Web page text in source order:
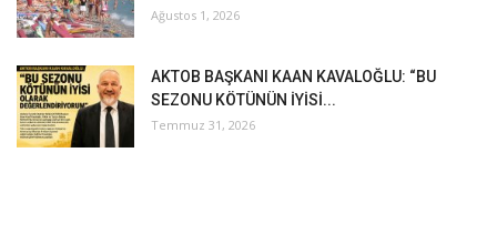
Ağustos 1, 2026
AKTOB BAŞKANI KAAN KAVALOĞLU: “BU
SEZONU KÖTÜNÜN İYİSİ...
Temmuz 31, 2026